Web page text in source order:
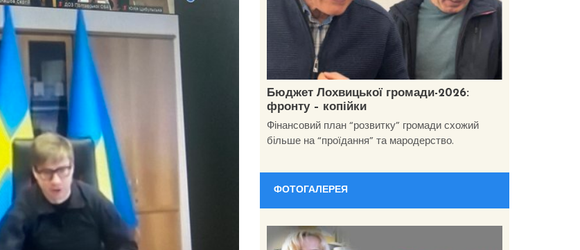
Бюджет Лохвицької громади-2026:
фронту – копійки
Фінансовий план “розвитку” громади схожий
більше на “проїдання” та мародерство.
ФОТОГАЛЕРЕЯ